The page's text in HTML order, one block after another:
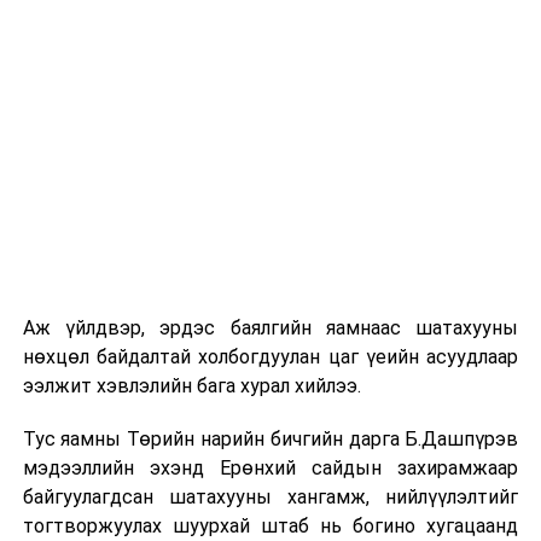
Аж үйлдвэр, эрдэс баялгийн яамнаас шатахууны
нөхцөл байдалтай холбогдуулан цаг үеийн асуудлаар
ээлжит хэвлэлийн бага хурал хийлээ.
Тус яамны Төрийн нарийн бичгийн дарга Б.Дашпүрэв
мэдээллийн эхэнд Ерөнхий сайдын захирамжаар
байгуулагдсан шатахууны хангамж, нийлүүлэлтийг
тогтворжуулах шуурхай штаб нь богино хугацаанд